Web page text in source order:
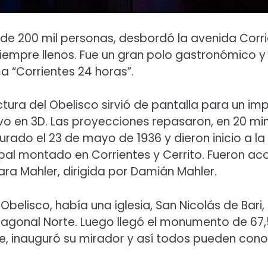
200 mil personas, desbordó la avenida
llenos. Fue un gran polo gastronómico
“Corrientes 24 horas”.
del Obelisco sirvió de pantalla para un
en 3D. Las proyecciones repasaron, en 20
el 23 de mayo de 1936 y dieron inicio a
montado en Corrientes y Cerrito. Fueron
Mahler, dirigida por Damián Mahler.
había una iglesia, San Nicolás de
Norte. Luego llegó el monumento de
inauguró su mirador y así todos pueden